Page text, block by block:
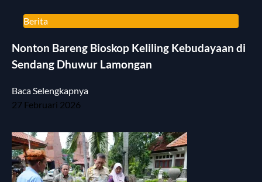
Berita
Nonton Bareng Bioskop Keliling Kebudayaan di
Sendang Dhuwur Lamongan
Baca Selengkapnya
27 Februari 2026